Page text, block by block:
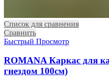
Список для сравнения
Сравнить
Быстрый Просмотр
ROMANA Каркас для
гнездом 100см)